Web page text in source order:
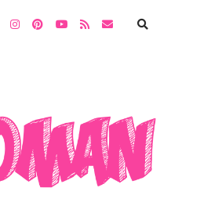
instagram
pinterestyoutube
rss email